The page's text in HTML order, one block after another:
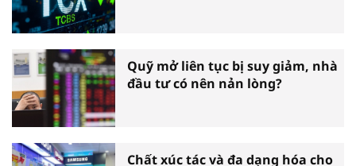
Quỹ mở liên tục bị suy giảm, nhà
đầu tư có nên nản lòng?
Chất xúc tác và đa dạng hóa cho